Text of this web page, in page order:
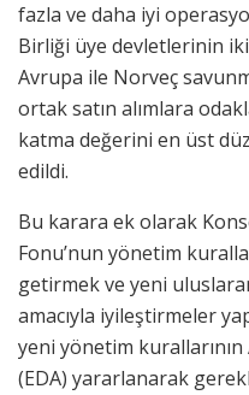
fazla ve daha iyi
Birliği üye devletlerinin
Avrupa ile Norveç
ortak satın alımlara
katma değerini en üst
edildi.
Bu karara ek olarak
Fonu’nun yönetim
getirmek ve yeni
amacıyla iyileştirmeler
yeni yönetim kurallarının
(EDA) yararlanarak